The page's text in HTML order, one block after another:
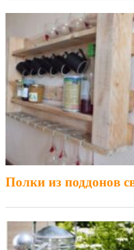
Полки из поддонов